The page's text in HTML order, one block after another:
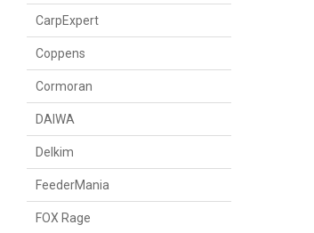
CarpExpert
Coppens
Cormoran
DAIWA
Delkim
FeederMania
FOX Rage